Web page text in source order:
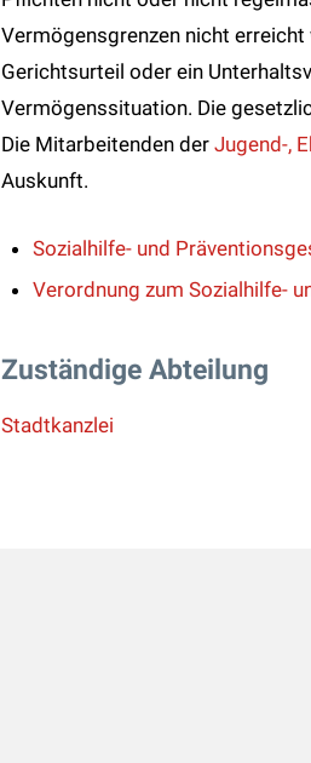
Vermögensgrenzen nicht
Gerichtsurteil oder ein
Vermögenssituation. Die
Die Mitarbeitenden derJugend-,
Auskunft.
Sozialhilfe- und
Verordnung zum Sozialhilfe-
Zuständige Abteilung
Stadtkanzlei